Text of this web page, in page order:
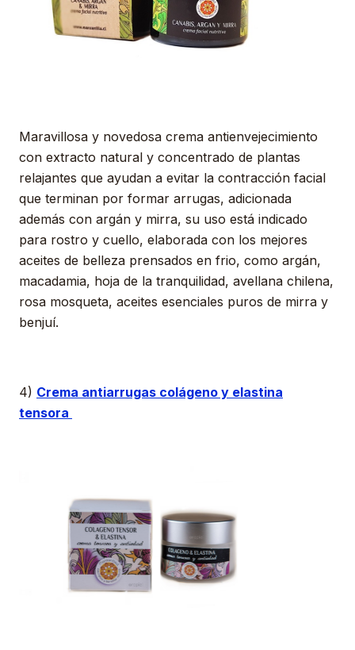
Maravillosa y novedosa crema antienvejecimiento
con extracto natural y concentrado de plantas
relajantes que ayudan a evitar la contracción facial
que terminan por formar arrugas, adicionada
además con argán y mirra, su uso está indicado
para rostro y cuello, elaborada con los mejores
aceites de belleza prensados en frio, como argán,
macadamia, hoja de la tranquilidad, avellana chilena,
rosa mosqueta, aceites esenciales puros de mirra y
benjuí.
4) Crema antiarrugas colágeno y elastina
tensora